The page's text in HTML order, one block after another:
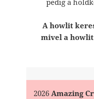
A howlit
mivel a
2026Amazing